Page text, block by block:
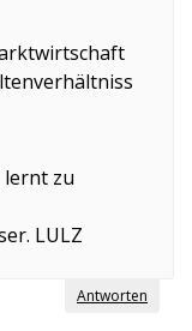
lernt zu
LULZ
Antworten